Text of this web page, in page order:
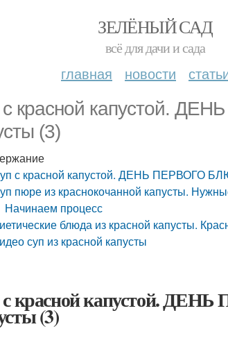
ЗЕЛЁНЫЙ САД
всё для дачи и сада
главная новости
красной капустой.
(3)
с красной капустой. ДЕНЬ ПЕРВОГО
пюре из краснокочанной капусты.
Начинаем процесс
блюда из красной капусты.
суп из красной капусты
красной капустой.
(3)